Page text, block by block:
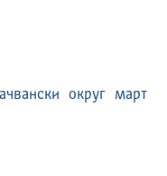
округ март